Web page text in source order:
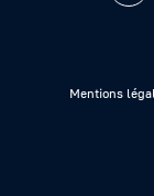
Mentions